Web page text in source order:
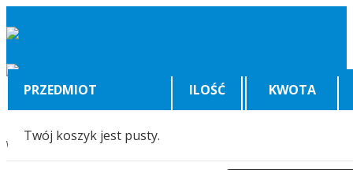
PRZEDMIOT ILOŚĆ KWOTA
Twój koszyk jest pusty.
Wyświetlenia:5855